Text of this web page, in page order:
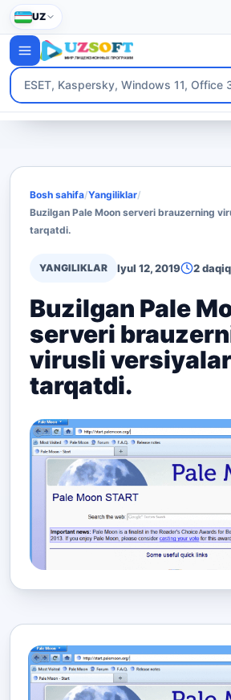
UZ
Bosh sahifa/Yangiliklar/
Buzilgan Pale Moon serveri brauzerning
tarqatdi.
YANGILIKLAR Iyul 12, 2019 2
Buzilgan Pale
serveri
virusli
tarqatdi.